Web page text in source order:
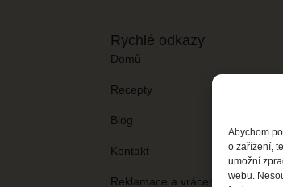
Abychom
o zařízení,
umožní
webu.
Rychlé odkazy
Domů
Recepty
Blog
Kontakt
Reklamace a vrácení zboží